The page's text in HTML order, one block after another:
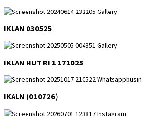
IKLAN 030525
IKLAN HUT RI 1 171025
IKALN (010726)